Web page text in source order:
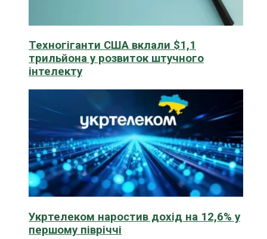
Техногіганти США вклали $1,1
трильйона у розвиток штучного
інтелекту
Укртелеком наростив дохід на 12,6% у
першому півріччі